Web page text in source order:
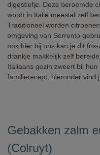
digestiefje. Deze beroemde
wordt in Italië meestal zelf
Traditioneel worden
omgeving van Sorrento
ook hier bij ons kan je dit fris-
drankje makkelijk zelf
Italiaans gezin zweert bij hun
familierecept, hieronder vind
Gebakken zalm
(Colruyt)